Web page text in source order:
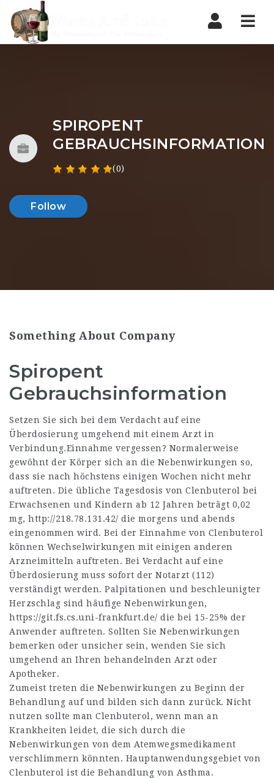
SPIROPENT
GEBRAUCHSINFORMATION
(0)
Follow
Something About Company
Spiropent
Gebrauchsinformation
Setzen Sie sich bei dem Verdacht auf eine
Überdosierung umgehend mit einem Arzt in
Verbindung.Einnahme vergessen? Normalerweise
gewöhnt der Körper sich an die Nebenwirkungen so,
dass sie nach höchstens einigen Wochen nicht mehr
auftreten. Die übliche Tagesdosis von Clenbuterol bei
Erwachsenen und Kindern ab 12 Jahren beträgt 0,02
mg, http://218.78.131.42/ die morgens und abends
eingenommen wird. Bei der Einnahme von Clenbuterol
können Wechselwirkungen mit einigen anderen
Arzneimitteln auftreten. Bei Verdacht auf eine
Überdosierung muss sofort der Notarzt (112)
verständigt werden. Palpitationen und beschleunigter
Herzschlag sind häufige Nebenwirkungen,
https://git.fs.cs.uni-frankfurt.de/ die bei 15-25% der
Anwender auftreten. Sollten Sie Nebenwirkungen
bemerken oder unsicher sein, wenden Sie sich
umgehend an Ihren behandelnden Arzt oder
Apotheker.
Zumeist treten die Nebenwirkungen zu Beginn der
Behandlung auf und bilden sich dann zurück. Nicht
nutzen sollte man Clenbuterol, wenn man an
Krankheiten leidet, die sich durch die
Nebenwirkungen von dem Atemwegsmedikament
verschlimmern könnten. Hauptanwendungsgebiet von
Clenbuterol ist die Behandlung von Asthma.